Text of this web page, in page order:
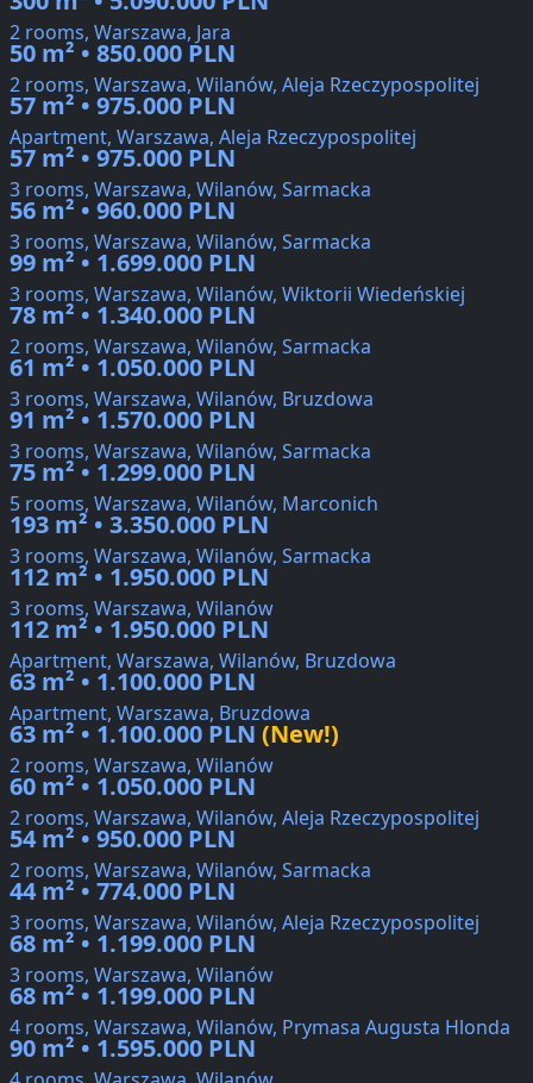
2 rooms, Warszawa, Jara
50 m² • 850.000 PLN
2 rooms, Warszawa, Wilanów, Aleja Rzeczypospolitej
57 m² • 975.000 PLN
Apartment, Warszawa, Aleja Rzeczypospolitej
57 m² • 975.000 PLN
3 rooms, Warszawa, Wilanów, Sarmacka
56 m² • 960.000 PLN
3 rooms, Warszawa, Wilanów, Sarmacka
99 m² • 1.699.000 PLN
3 rooms, Warszawa, Wilanów, Wiktorii Wiedeńskiej
78 m² • 1.340.000 PLN
2 rooms, Warszawa, Wilanów, Sarmacka
61 m² • 1.050.000 PLN
3 rooms, Warszawa, Wilanów, Bruzdowa
91 m² • 1.570.000 PLN
3 rooms, Warszawa, Wilanów, Sarmacka
75 m² • 1.299.000 PLN
5 rooms, Warszawa, Wilanów, Marconich
193 m² • 3.350.000 PLN
3 rooms, Warszawa, Wilanów, Sarmacka
112 m² • 1.950.000 PLN
3 rooms, Warszawa, Wilanów
112 m² • 1.950.000 PLN
Apartment, Warszawa, Wilanów, Bruzdowa
63 m² • 1.100.000 PLN
Apartment, Warszawa, Bruzdowa
63 m² • 1.100.000 PLN (New!)
2 rooms, Warszawa, Wilanów
60 m² • 1.050.000 PLN
2 rooms, Warszawa, Wilanów, Aleja Rzeczypospolitej
54 m² • 950.000 PLN
2 rooms, Warszawa, Wilanów, Sarmacka
44 m² • 774.000 PLN
3 rooms, Warszawa, Wilanów, Aleja Rzeczypospolitej
68 m² • 1.199.000 PLN
3 rooms, Warszawa, Wilanów
68 m² • 1.199.000 PLN
4 rooms, Warszawa, Wilanów, Prymasa Augusta Hlonda
90 m² • 1.595.000 PLN